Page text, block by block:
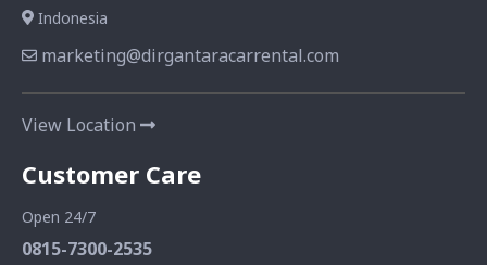
Indonesia
marketing@dirgantaracarrental.com
View Location
Customer Care
Open 24/7
0815-7300-2535